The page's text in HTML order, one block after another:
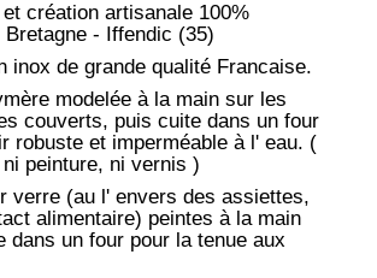
et création artisanale 100%
Bretagne - Iffendic (35)
inox de grande qualité Francaise.
modelée à la main sur les
couverts, puis cuite dans un four
robuste et imperméable à l' eau. (
peinture, ni vernis )
verre (au l' envers des assiettes,
alimentaire) peintes à la main
dans un four pour la tenue aux